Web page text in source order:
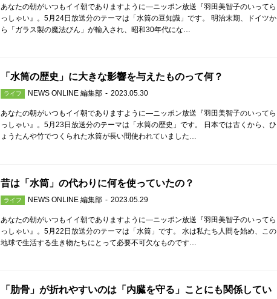
あなたの朝がいつもイイ朝でありますように—ニッポン放送『羽田美智子のいってら
っしゃい』。5月24日放送分のテーマは「水筒の豆知識」です。 明治末期、ドイツか
ら「ガラス製の魔法びん」が輸入され、昭和30年代にな…
「水筒の歴史」に大きな影響を与えたものって何？
ライフ NEWS ONLINE 編集部 2023.05.30
あなたの朝がいつもイイ朝でありますように—ニッポン放送『羽田美智子のいってら
っしゃい』。5月23日放送分のテーマは「水筒の歴史」です。 日本では古くから、ひ
ょうたんや竹でつくられた水筒が長い間使われていました…
昔は「水筒」の代わりに何を使っていたの？
ライフ NEWS ONLINE 編集部 2023.05.29
あなたの朝がいつもイイ朝でありますように—ニッポン放送『羽田美智子のいってら
っしゃい』。5月22日放送分のテーマは「水筒」です。 水は私たち人間を始め、この
地球で生活する生き物たちにとって必要不可欠なものです…
「肋骨」が折れやすいのは「内臓を守る」ことにも関係してい